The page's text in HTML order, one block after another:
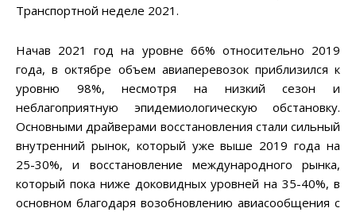
Транспортной неделе 2021.
Начав 2021 год на уровне 66% относительно 2019
года, в октябре объем авиаперевозок приблизился к
уровню 98%, несмотря на низкий сезон и
неблагоприятную эпидемиологическую обстановку.
Основными драйверами восстановления стали сильный
внутренний рынок, который уже выше 2019 года на
25-30%, и восстановление международного рынка,
который пока ниже доковидных уровней на 35-40%, в
основном благодаря возобновлению авиасообщения с